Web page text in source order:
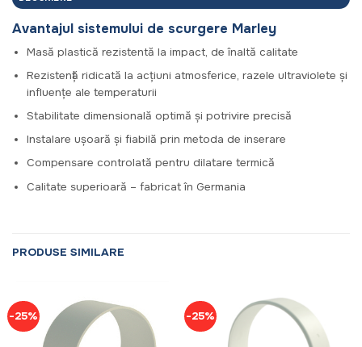
Avantajul sistemului de scurgere Marley
Masă plastică rezistentă la impact, de înaltă calitate
Rezistență ridicată la acțiuni atmosferice, razele ultraviolete și
influențe ale temperaturii
Stabilitate dimensională optimă și potrivire precisă
Instalare ușoară și fiabilă prin metoda de inserare
Compensare controlată pentru dilatare termică
Calitate superioară – fabricat în Germania
PRODUSE SIMILARE
-25% -25%